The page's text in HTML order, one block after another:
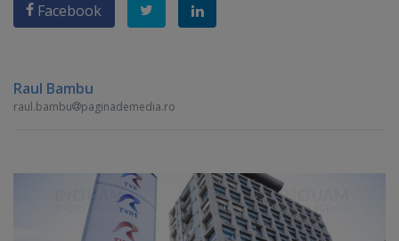
Facebook
Raul Bambu
raul.bambu paginademedia.ro